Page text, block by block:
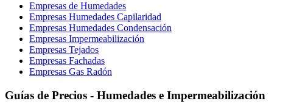
Empresas de Humedades
Empresas Humedades Capilaridad
Empresas Humedades Condensación
Empresas Impermeabilización
Empresas Tejados
Empresas Fachadas
Empresas Gas Radón
Guías de Precios - Humedades e Impermeabilización